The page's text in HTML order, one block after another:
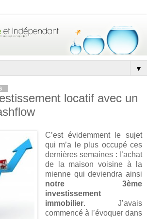
▼
locatif avec un
C’est évidemment le sujet
qui m’a le plus occupé ces
dernières semaines : l’achat
de la maison voisine à la
mienne qui deviendra ainsi
notre 3ème
investissement
immobilier. J’avais
commencé à l’évoquer dans